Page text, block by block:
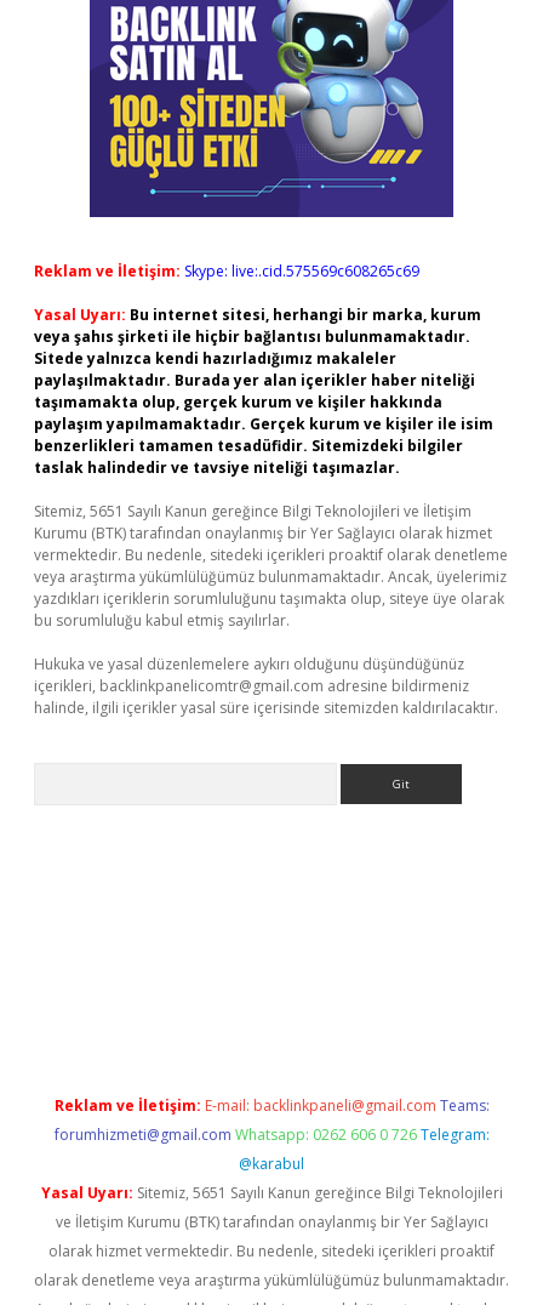
Reklam ve İletişim: Skype: live:.cid.575569c608265c69
Yasal Uyarı: Bu internet sitesi, herhangi bir marka, kurum
veya şahıs şirketi ile hiçbir bağlantısı bulunmamaktadır.
Sitede yalnızca kendi hazırladığımız makaleler
paylaşılmaktadır. Burada yer alan içerikler haber niteliği
taşımamakta olup, gerçek kurum ve kişiler hakkında
paylaşım yapılmamaktadır. Gerçek kurum ve kişiler ile isim
benzerlikleri tamamen tesadüfidir. Sitemizdeki bilgiler
taslak halindedir ve tavsiye niteliği taşımazlar.
Sitemiz, 5651 Sayılı Kanun gereğince Bilgi Teknolojileri ve İletişim
Kurumu (BTK) tarafından onaylanmış bir Yer Sağlayıcı olarak hizmet
vermektedir. Bu nedenle, sitedeki içerikleri proaktif olarak denetleme
veya araştırma yükümlülüğümüz bulunmamaktadır. Ancak, üyelerimiz
yazdıkları içeriklerin sorumluluğunu taşımakta olup, siteye üye olarak
bu sorumluluğu kabul etmiş sayılırlar.
Hukuka ve yasal düzenlemelere aykırı olduğunu düşündüğünüz
içerikleri, backlinkpanelicomtr@gmail.com adresine bildirmeniz
halinde, ilgili içerikler yasal süre içerisinde sitemizden kaldırılacaktır.
Reklam ve İletişim: E-mail: backlinkpaneli@gmail.com Teams:
forumhizmeti@gmail.com Whatsapp: 0262 606 0 726 Telegram:
@karabul
Yasal Uyarı: Sitemiz, 5651 Sayılı Kanun gereğince Bilgi Teknolojileri
ve İletişim Kurumu (BTK) tarafından onaylanmış bir Yer Sağlayıcı
olarak hizmet vermektedir. Bu nedenle, sitedeki içerikleri proaktif
olarak denetleme veya araştırma yükümlülüğümüz bulunmamaktadır.